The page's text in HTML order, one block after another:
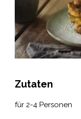
Zutaten
für 2-4 Personen